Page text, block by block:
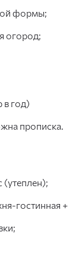
формы;
огород;
в год)
прoписка.
гостинная +